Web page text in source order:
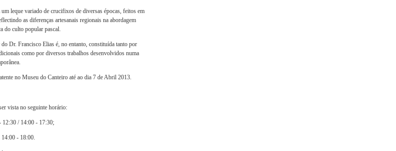
um leque variado de crucifixos de diversas épocas, feitos em
as diferenças artesanais regionais na abordagem
do culto popular pascal.
Dr. Francisco Elias é, no entanto, constituída tanto por
como por diversos trabalhos desenvolvidos numa
no Museu do Canteiro até ao dia 7 de Abril 2013.
vista no seguinte horário:
12:30 / 14:00 - 17:30;
- 18:00.